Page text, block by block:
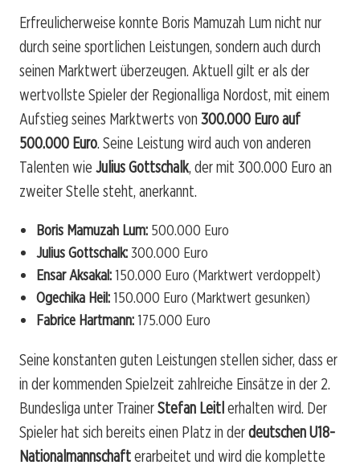
Erfreulicherweise konnte Boris Mamuzah Lum nicht nur
durch seine sportlichen Leistungen, sondern auch durch
seinen Marktwert überzeugen. Aktuell gilt er als der
wertvollste Spieler der Regionalliga Nordost, mit einem
Aufstieg seines Marktwerts von 300.000 Euro auf
500.000 Euro. Seine Leistung wird auch von anderen
Talenten wie Julius Gottschalk, der mit 300.000 Euro an
zweiter Stelle steht, anerkannt.
Boris Mamuzah Lum: 500.000 Euro
Julius Gottschalk:300.000 Euro
Ensar Aksakal:150.000 Euro (Marktwert verdoppelt)
Ogechika Heil:150.000 Euro (Marktwert gesunken)
Fabrice Hartmann:175.000 Euro
Seine konstanten guten Leistungen stellen sicher, dass er
in der kommenden Spielzeit zahlreiche Einsätze in der 2.
Bundesliga unter TrainerStefan Leitlerhalten wird. Der
Spieler hat sich bereits einen Platz in derdeutschen U18-
Nationalmannschafterarbeitet und wird die komplette